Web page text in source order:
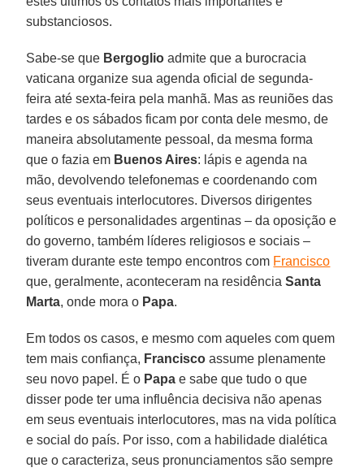
substanciosos.
Sabe-se que Bergoglio admite que a burocracia
vaticana organize sua agenda oficial de segunda-
feira até sexta-feira pela manhã. Mas as reuniões das
tardes e os sábados ficam por conta dele mesmo, de
maneira absolutamente pessoal, da mesma forma
que o fazia em Buenos Aires: lápis e agenda na
mão, devolvendo telefonemas e coordenando com
seus eventuais interlocutores. Diversos dirigentes
políticos e personalidades argentinas – da oposição e
do governo, também líderes religiosos e sociais –
tiveram durante este tempo encontros com Francisco
que, geralmente, aconteceram na residênciaSanta
Marta, onde mora o Papa.
Em todos os casos, e mesmo com aqueles com quem
tem mais confiança, Francisco assume plenamente
seu novo papel. É o Papa e sabe que tudo o que
disser pode ter uma influência decisiva não apenas
em seus eventuais interlocutores, mas na vida política
e social do país. Por isso, com a habilidade dialética
que o caracteriza, seus pronunciamentos são sempre